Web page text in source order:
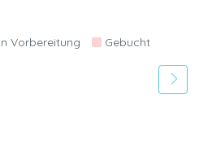
In Vorbereitung Gebucht